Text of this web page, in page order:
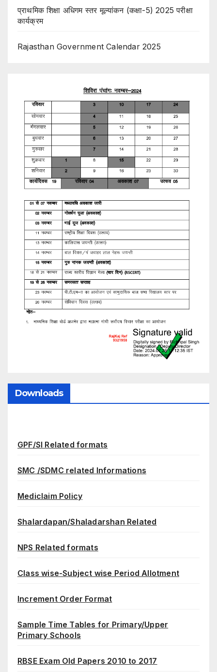
प्राथमिक शिक्षा अधिगम स्तर मूल्यांकन (कक्षा-5) 2025 परीक्षा
कार्यक्रम
Rajasthan Government Calendar 2025
Downloads
GPF/SI Related formats
SMC /SDMC related Informations
Mediclaim Policy
Shalardapan/Shaladarshan Related
NPS Related formats
Class wise-Subject wise Period Allotment
Increment Order Format
Sample Time Tables for Primary/Upper
Primary Schools
RBSE Exam Old Papers 2010 to 2017